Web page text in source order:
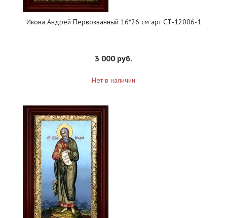
Икона Андрей Первозванный 16*26 см арт СТ-12006-1
3 000 руб.
Нет в наличии